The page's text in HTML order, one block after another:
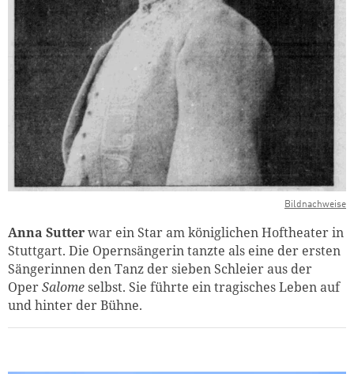
Bildnachweise
Anna Sutterwar ein Star am königlichen Hoftheater in
Stuttgart. Die Opernsängerin tanzte als eine der ersten
Sängerinnen den Tanz der sieben Schleier aus der
OperSalomeselbst. Sie führte ein tragisches Leben auf
und hinter der Bühne.